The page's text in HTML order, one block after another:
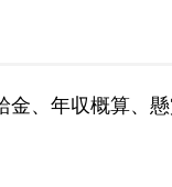
金、年収概算、